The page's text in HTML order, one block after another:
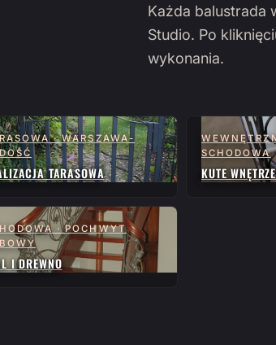
Każda balustrada
Studio. Po
wykonania.
· WARSZAWA-
TARASOWA
SCHODOWA
KUTE WNĘTRZE
· POCHWYT
I DREWNO